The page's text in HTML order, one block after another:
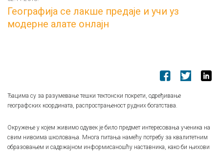
Географија се лакше предаје и учи уз
модерне алате онлајн
Ђацима су за разумевање тешки тектонски покрети, одређивање
географских координата, распрострањеност рудних богатстава.
Окружење у којем живимо одувек је било предмет интересовања ученика на
свим нивоима школовања. Многа питања намећу потребу за квалитетним
образовањем и садржајном информисаношћу наставника, како би њихови